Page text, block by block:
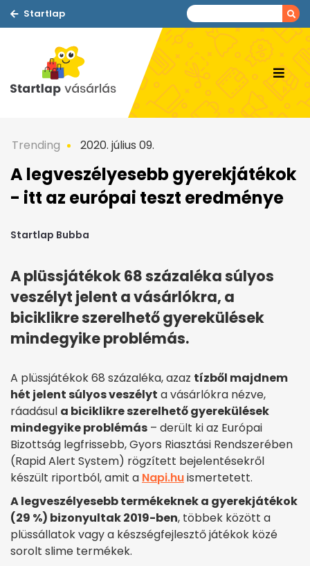
Startlap
Trending 2020. július 09.
A legveszélyesebb gyerekjátékok
- itt az európai teszt eredménye
Startlap Bubba
A plüssjátékok 68 százaléka súlyos
veszélyt jelent a vásárlókra, a
biciklikre szerelhető gyerekülések
mindegyike problémás.
A plüssjátékok 68 százaléka, azaz tízből majdnem
hét jelent súlyos veszélyt a vásárlókra nézve,
ráadásul a biciklikre szerelhető gyerekülések
mindegyike problémás – derült ki az Európai
Bizottság legfrissebb, Gyors Riasztási Rendszerében
(Rapid Alert System) rögzített bejelentésekről
készült riportból, amit a Napi.huismertetett.
A legveszélyesebb termékeknek a gyerekjátékok
(29 %) bizonyultak 2019-ben, többek között a
plüssállatok vagy a készségfejlesztő játékok közé
sorolt slime termékek.